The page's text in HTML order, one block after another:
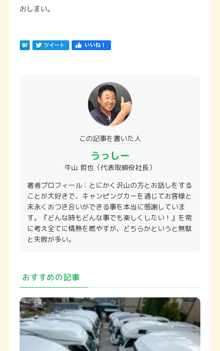
おしまい。
この記事を書いた⼈
うっしー
牛山 哲也（代表取締役社長）
著者プロフィール：とにかく沢山の方とお話しをする
ことが大好きで、キャンピングカーを通じてお客様と
末永くおつき合いができる事を本当に感謝していま
す。『どんな時もどんな事でも楽しくしたい！』を常
に考え全てに情熱を燃やすが、どちらかというと無駄
と失敗が多い。
おすすめの記事